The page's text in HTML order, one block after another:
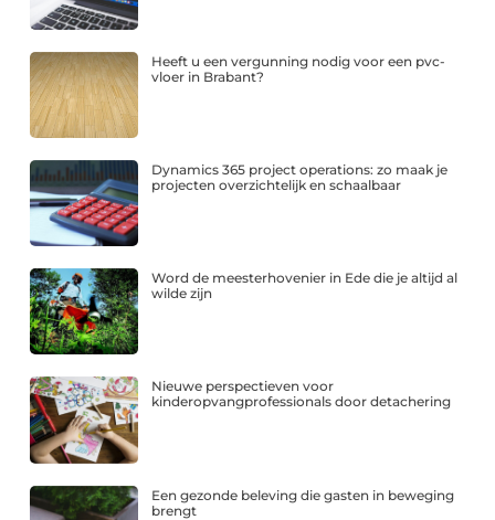
Heeft u een vergunning nodig voor een pvc-
vloer in Brabant?
Dynamics 365 project operations: zo maak je
projecten overzichtelijk en schaalbaar
Word de meesterhovenier in Ede die je altijd al
wilde zijn
Nieuwe perspectieven voor
kinderopvangprofessionals door detachering
Een gezonde beleving die gasten in beweging
brengt